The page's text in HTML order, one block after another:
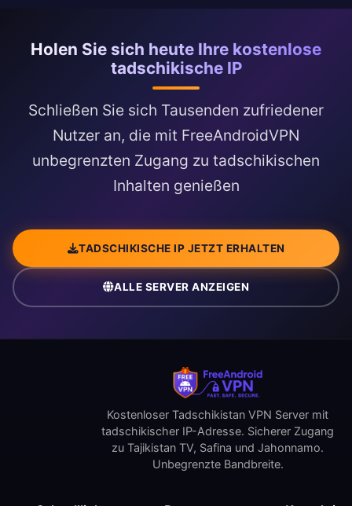
Holen Sie sich heute Ihre kostenlose
tadschikische IP
Schließen Sie sich Tausenden zufriedener
Nutzer an, die mit FreeAndroidVPN
unbegrenzten Zugang zu tadschikischen
Inhalten genießen
TADSCHIKISCHE IP JETZT ERHALTEN
ALLE SERVER ANZEIGEN
Kostenloser Tadschikistan VPN Server mit
tadschikischer IP-Adresse. Sicherer Zugang
zu Tajikistan TV, Safina und Jahonnamo.
Unbegrenzte Bandbreite.